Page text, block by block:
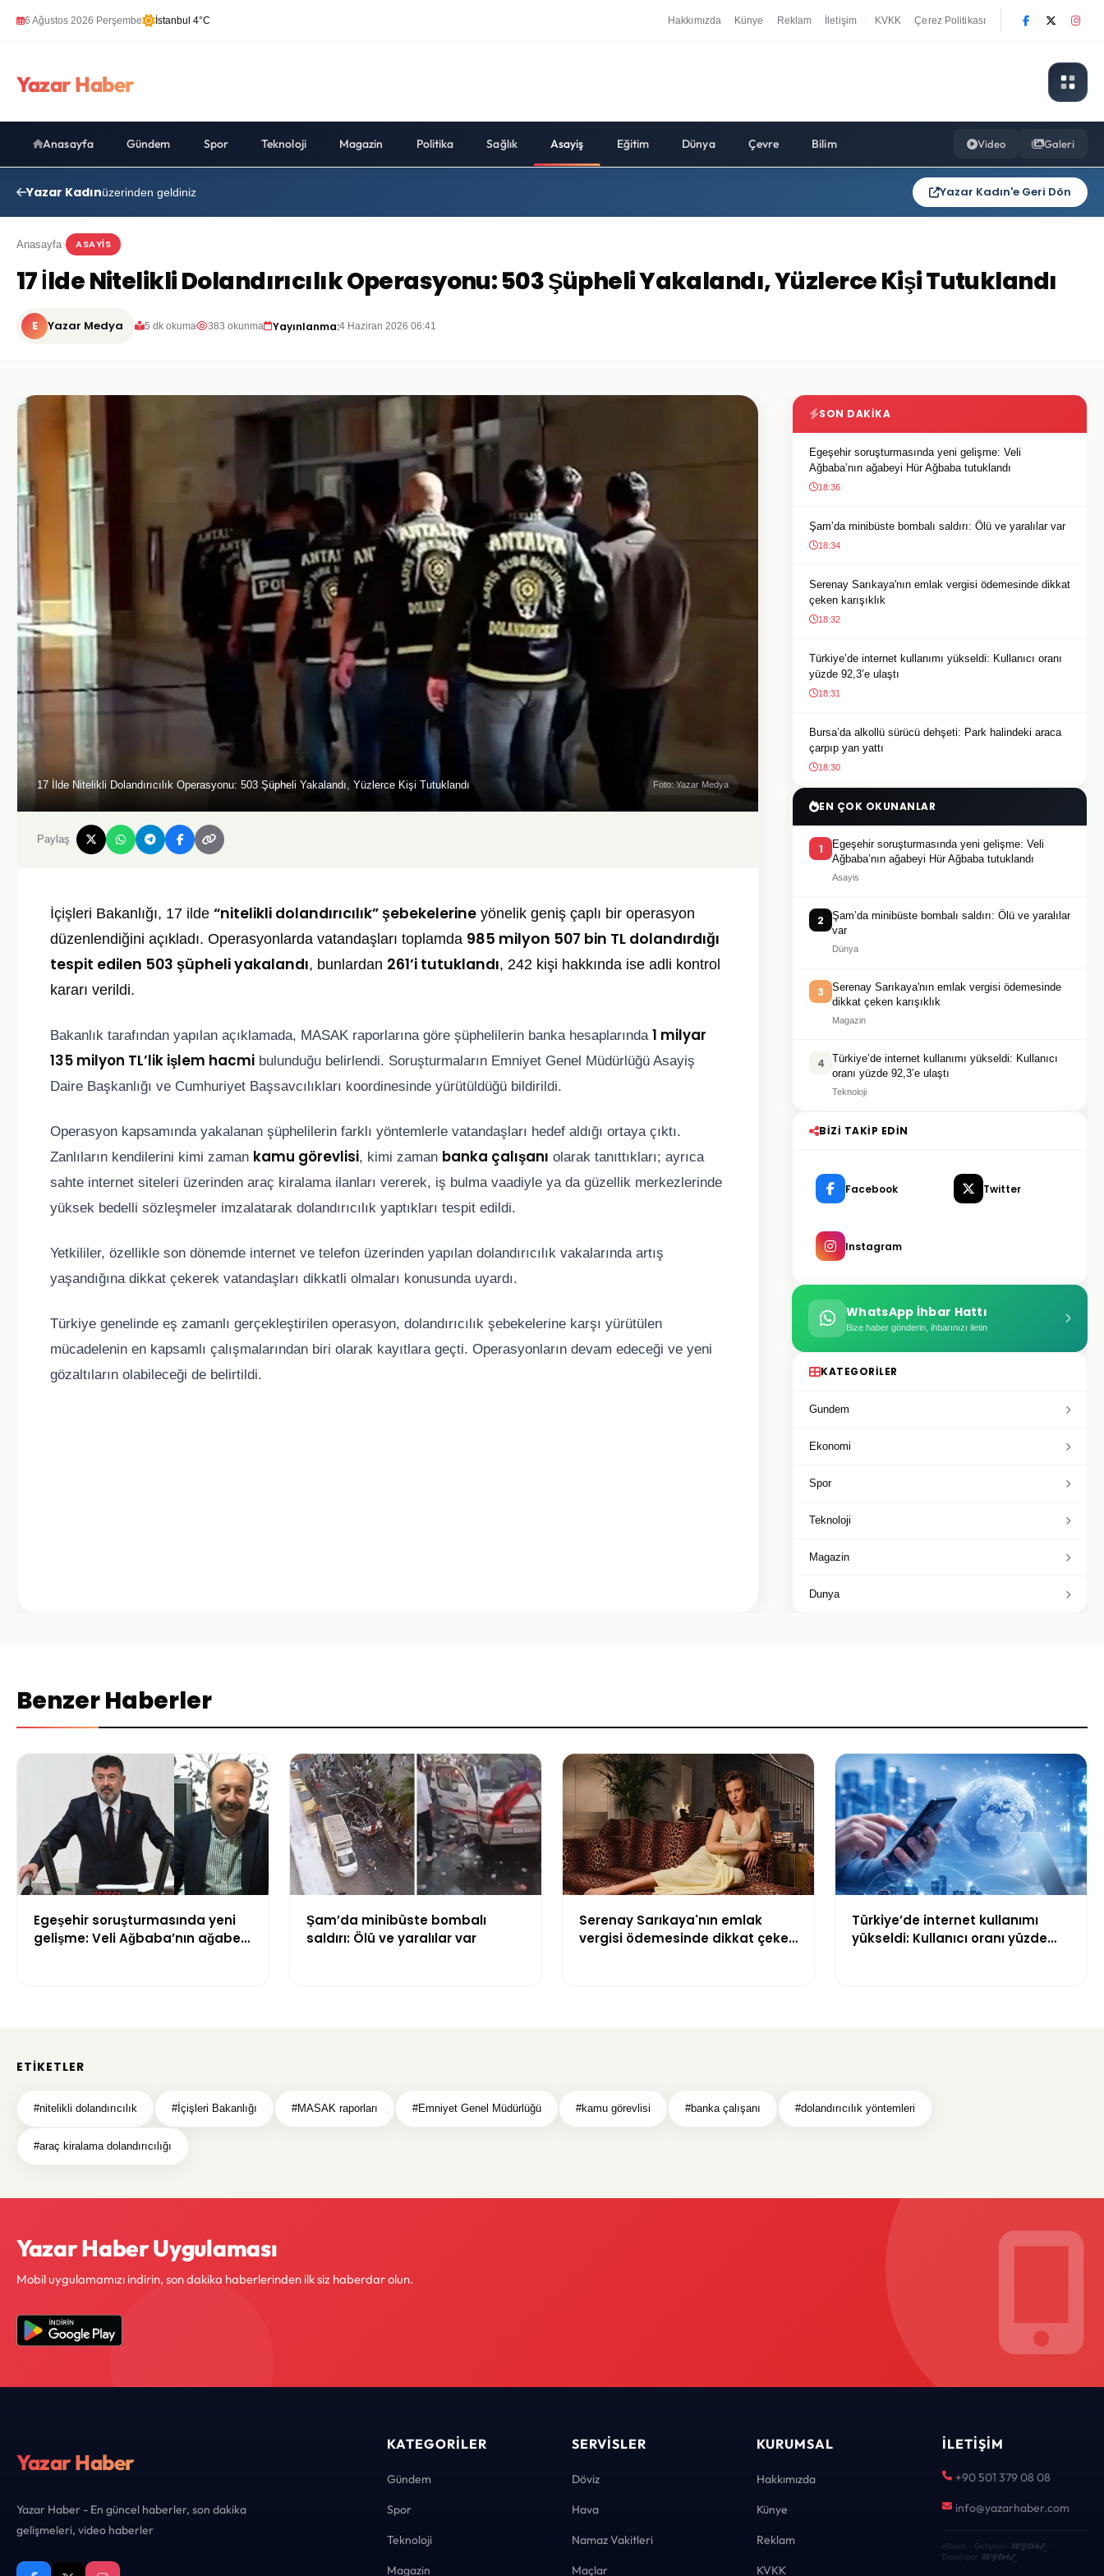
6 Ağustos 2026 Perşembe İstanbul 4°C Hakkımızda Künye Reklam İletişim KVKK Çerez Politikası
Yazar Haber
Anasayfa Gündem Spor Teknoloji Magazin Politika Sağlık Asayiş Eğitim Dünya Çevre Bilim Video Galeri
Yazar Kadınüzerinden geldiniz Yazar Kadın'e Geri Dön
Anasayfa ASAYIS
17 İlde Nitelikli Dolandırıcılık Operasyonu: 503 Şüpheli Yakalandı, Yüzlerce Kişi Tutuklandı
E Yazar Medya 5 dk okuma 383 okunma Yayınlanma:4 Haziran 2026 06:41
17 İlde Nitelikli Dolandırıcılık Operasyonu: 503 Şüpheli Yakalandı, Yüzlerce Kişi Tutuklandı Foto: Yazar Medya
Paylaş
İçişleri Bakanlığı, 17 ilde “nitelikli dolandırıcılık” şebekelerine yönelik geniş çaplı bir operasyon
düzenlendiğini açıkladı. Operasyonlarda vatandaşları toplamda 985 milyon 507 bin TL dolandırdığı
tespit edilen 503 şüpheli yakalandı, bunlardan 261’i tutuklandı, 242 kişi hakkında ise adli kontrol
kararı verildi.
Bakanlık tarafından yapılan açıklamada, MASAK raporlarına göre şüphelilerin banka hesaplarında 1 milyar
135 milyon TL’lik işlem hacmi bulunduğu belirlendi. Soruşturmaların Emniyet Genel Müdürlüğü Asayiş
Daire Başkanlığı ve Cumhuriyet Başsavcılıkları koordinesinde yürütüldüğü bildirildi.
Operasyon kapsamında yakalanan şüphelilerin farklı yöntemlerle vatandaşları hedef aldığı ortaya çıktı.
Zanlıların kendilerini kimi zaman kamu görevlisi, kimi zaman banka çalışanı olarak tanıttıkları; ayrıca
sahte internet siteleri üzerinden araç kiralama ilanları vererek, iş bulma vaadiyle ya da güzellik merkezlerinde
yüksek bedelli sözleşmeler imzalatarak dolandırıcılık yaptıkları tespit edildi.
Yetkililer, özellikle son dönemde internet ve telefon üzerinden yapılan dolandırıcılık vakalarında artış
yaşandığına dikkat çekerek vatandaşları dikkatli olmaları konusunda uyardı.
Türkiye genelinde eş zamanlı gerçekleştirilen operasyon, dolandırıcılık şebekelerine karşı yürütülen
mücadelenin en kapsamlı çalışmalarından biri olarak kayıtlara geçti. Operasyonların devam edeceği ve yeni
gözaltıların olabileceği de belirtildi.
SON DAKIKA
Egeşehir soruşturmasında yeni gelişme: Veli
Ağbaba’nın ağabeyi Hür Ağbaba tutuklandı
18:36
Şam’da minibüste bombalı saldırı: Ölü ve yaralılar var
18:34
Serenay Sarıkaya'nın emlak vergisi ödemesinde dikkat
çeken karışıklık
18:32
Türkiye’de internet kullanımı yükseldi: Kullanıcı oranı
yüzde 92,3’e ulaştı
18:31
Bursa’da alkollü sürücü dehşeti: Park halindeki araca
çarpıp yan yattı
18:30
EN ÇOK OKUNANLAR
1
Egeşehir soruşturmasında yeni gelişme: Veli
Ağbaba’nın ağabeyi Hür Ağbaba tutuklandı
Asayis
2
Şam’da minibüste bombalı saldırı: Ölü ve yaralılar
var
Dünya
3
Serenay Sarıkaya'nın emlak vergisi ödemesinde
dikkat çeken karışıklık
Magazin
4
Türkiye’de internet kullanımı yükseldi: Kullanıcı
oranı yüzde 92,3’e ulaştı
Teknoloji
BIZI TAKIP EDIN
Facebook Twitter
Instagram
WhatsApp İhbar Hattı
Bize haber gönderin, ihbarınızı iletin
KATEGORILER
Gundem
Ekonomi
Spor
Teknoloji
Magazin
Dunya
Benzer Haberler
Egeşehir soruşturmasında yeni
gelişme: Veli Ağbaba’nın ağabeyi
Şam’da minibüste bombalı
saldırı: Ölü ve yaralılar var
Serenay Sarıkaya'nın emlak
vergisi ödemesinde dikkat çeken
Türkiye’de internet kullanımı
yükseldi: Kullanıcı oranı yüzde
ETIKETLER
#nitelikli dolandırıcılık #İçişleri Bakanlığı #MASAK raporları #Emniyet Genel Müdürlüğü #kamu görevlisi #banka çalışanı #dolandırıcılık yöntemleri
#araç kiralama dolandırıcılığı
Yazar Haber Uygulaması
Mobil uygulamamızı indirin, son dakika haberlerinden ilk siz haberdar olun.
Yazar Haber
Yazar Haber - En güncel haberler, son dakika
gelişmeleri, video haberler
KATEGORILER
Gündem
Spor
Teknoloji
Magazin
SERVISLER
Döviz
Hava
Namaz Vakitleri
Maçlar
KURUMSAL
Hakkımızda
Künye
Reklam
KVKK
İLETIŞIM
+90 501 379 08 08
info@yazarhaber.com
eNews · Geliştirici KEYDAL·
Developer KEYDAL